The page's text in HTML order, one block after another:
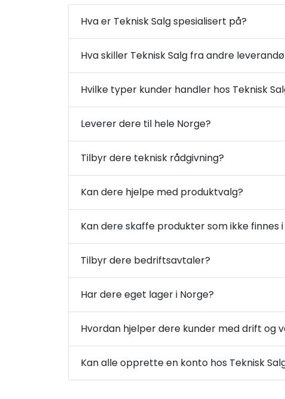
Hva er Teknisk Salg spesialisert på?
Hva skiller Teknisk Salg fra andre
Hvilke typer kunder handler hos Teknisk
Leverer dere til hele Norge?
Tilbyr dere teknisk rådgivning?
Kan dere hjelpe med produktvalg?
Kan dere skaffe produkter som ikke finnes
Tilbyr dere bedriftsavtaler?
Har dere eget lager i Norge?
Hvordan hjelper dere kunder med drift og
Kan alle opprette en konto hos Teknisk